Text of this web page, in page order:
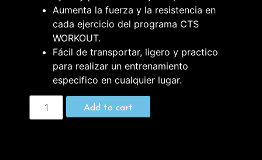
Aumenta la fuerza y la resistencia en
cada ejercicio del programa CTS
WORKOUT.
Fácil de transportar, ligero y practico
para realizar un entrenamiento
especifico en cualquier lugar.
Add to cart